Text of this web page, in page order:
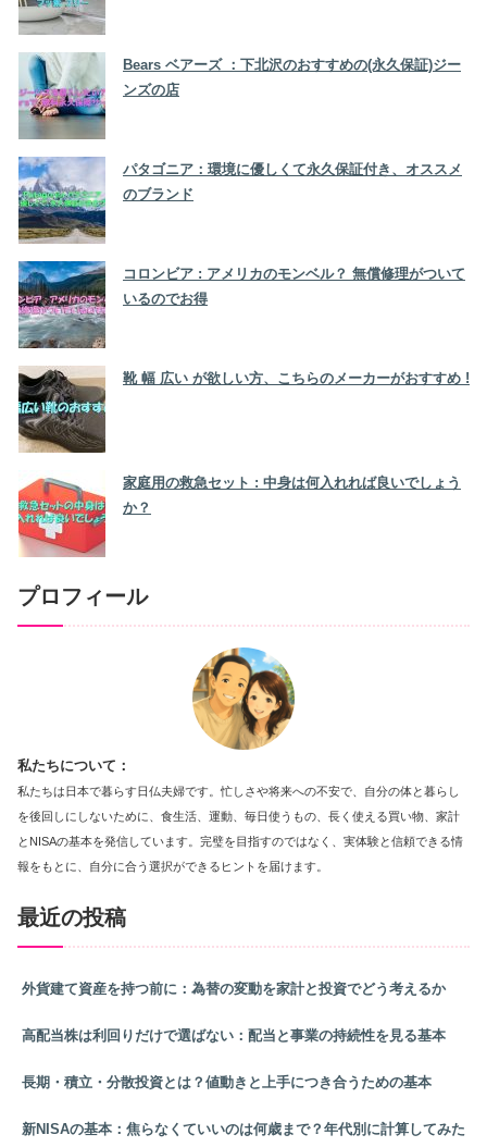
Bears ベアーズ ：下北沢のおすすめの(永久保証)ジー
ンズの店
パタゴニア：環境に優しくて永久保証付き、オススメ
のブランド
コロンビア : アメリカのモンベル？ 無償修理がついて
いるのでお得
靴 幅 広い が欲しい方、こちらのメーカーがおすすめ !
家庭用の救急セット : 中身は何入れれば良いでしょう
か？
プロフィール
私たちについて：
私たちは日本で暮らす日仏夫婦です。忙しさや将来への不安で、自分の体と暮らし
を後回しにしないために、食生活、運動、毎日使うもの、長く使える買い物、家計
とNISAの基本を発信しています。完璧を目指すのではなく、実体験と信頼できる情
報をもとに、自分に合う選択ができるヒントを届けます。
最近の投稿
外貨建て資産を持つ前に：為替の変動を家計と投資でどう考えるか
高配当株は利回りだけで選ばない：配当と事業の持続性を見る基本
長期・積立・分散投資とは？値動きと上手につき合うための基本
新NISAの基本：焦らなくていいのは何歳まで？年代別に計算してみた